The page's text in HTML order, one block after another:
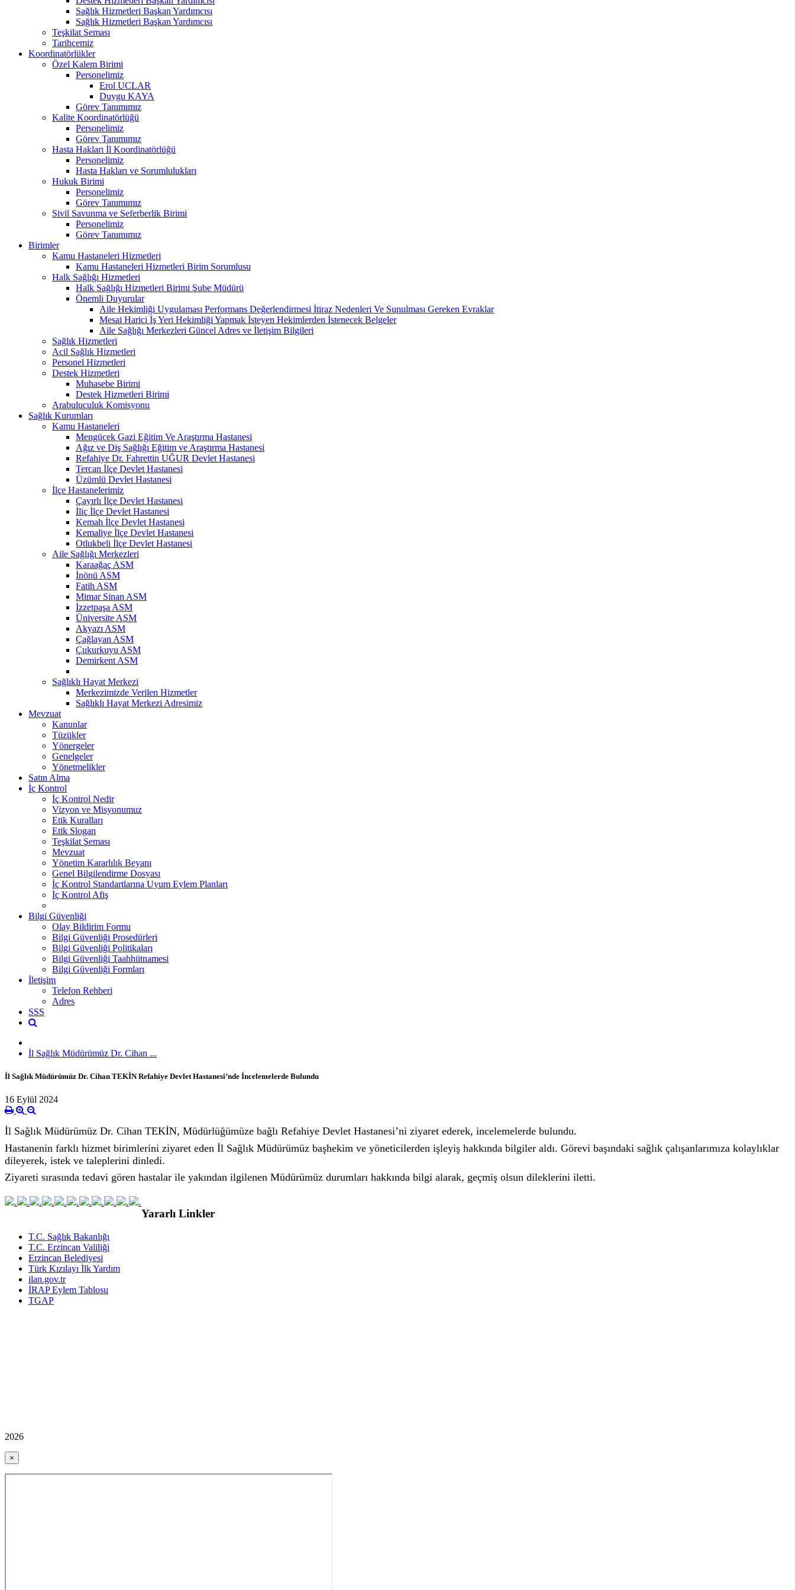
Sağlık Hizmetleri Başkan Yardımcısı
Sağlık Hizmetleri Başkan Yardımcısı
Teşkilat Şeması
Tarihçemiz
Koordinatörlükler
Özel Kalem Birimi
Personelimiz
Erol UCLAR
Duygu KAYA
Görev Tanımımız
Kalite Koordinatörlüğü
Personelimiz
Görev Tanımımız
Hasta Hakları İl Koordinatörlüğü
Personelimiz
Hasta Hakları ve Sorumlulukları
Hukuk Birimi
Personelimiz
Görev Tanımımız
Sivil Savunma ve Seferberlik Birimi
Personelimiz
Görev Tanımımız
Birimler
Kamu Hastaneleri Hizmetleri
Kamu Hastaneleri Hizmetleri Birim Sorumlusu
Halk Sağlığı Hizmetleri
Halk Sağlığı Hizmetleri Birimi Şube Müdürü
Önemli Duyurular
Aile Hekimliği Uygulaması Performans Değerlendirmesi İtiraz Nedenleri Ve Sunulması Gereken Evraklar
Mesai Harici İş Yeri Hekimliği Yapmak İsteyen Hekimlerden İstenecek Belgeler
Aile Sağlığı Merkezleri Güncel Adres ve İletişim Bilgileri
Sağlık Hizmetleri
Acil Sağlık Hizmetleri
Personel Hizmetleri
Destek Hizmetleri
Muhasebe Birimi
Destek Hizmetleri Birimi
Arabuluculuk Komisyonu
Sağlık Kurumları
Kamu Hastaneleri
Mengücek Gazi Eğitim Ve Araştırma Hastanesi
Ağız ve Diş Sağlığı Eğitim ve Araştırma Hastanesi
Refahiye Dr. Fahrettin UĞUR Devlet Hastanesi
Tercan İlçe Devlet Hastanesi
Üzümlü Devlet Hastanesi
İlçe Hastanelerimiz
Çayırlı İlçe Devlet Hastanesi
İliç İlçe Devlet Hastanesi
Kemah İlçe Devlet Hastanesi
Kemaliye İlçe Devlet Hastanesi
Otlukbeli İlçe Devlet Hastanesi
Aile Sağlığı Merkezleri
Karaağaç ASM
İnönü ASM
Fatih ASM
Mimar Sinan ASM
İzzetpaşa ASM
Üniversite ASM
Akyazı ASM
Çağlayan ASM
Çukurkuyu ASM
Demirkent ASM
Sağlıklı Hayat Merkezi
Merkezimizde Verilen Hizmetler
Sağlıklı Hayat Merkezi Adresimiz
Mevzuat
Kanunlar
Tüzükler
Yönergeler
Genelgeler
Yönetmelikler
Satın Alma
İç Kontrol
İç Kontrol Nedir
Vizyon ve Misyonumuz
Etik Kuralları
Etik Slogan
Teşkilat Şeması
Mevzuat
Yönetim Kararlılık Beyanı
Genel Bilgilendirme Dosyası
İç Kontrol Standartlarına Uyum Eylem Planları
İç Kontrol Afiş
Bilgi Güvenliği
Olay Bildirim Formu
Bilgi Güvenliği Prosedürleri
Bilgi Güvenliği Politikaları
Bilgi Güvenliği Taahhütnamesi
Bilgi Güvenliği Formları
İletişim
Telefon Rehberi
Adres
SSS
İl Sağlık Müdürümüz Dr. Cihan ...
İl Sağlık Müdürümüz Dr. Cihan TEKİN Refahiye Devlet Hastanesi’nde İncelemelerde Bulundu
16 Eylül 2024
İl Sağlık Müdürümüz Dr. Cihan TEKİN, Müdürlüğümüze bağlı Refahiye Devlet Hastanesi’ni ziyaret ederek, incelemelerde bulundu.
Hastanenin farklı hizmet birimlerini ziyaret eden İl Sağlık Müdürümüz başhekim ve yöneticilerden işleyiş hakkında bilgiler aldı. Görevi başındaki sağlık çalışanlarımıza kolaylıklar
dileyerek, istek ve taleplerini dinledi.
Ziyareti sırasında tedavi gören hastalar ile yakından ilgilenen Müdürümüz durumları hakkında bilgi alarak, geçmiş olsun dileklerini iletti.
Yararlı Linkler
T.C. Sağlık Bakanlığı
T.C. Erzincan Valiliği
Erzincan Belediyesi
Türk Kızılayı İlk Yardım
ilan.gov.tr
İRAP Eylem Tablosu
TGAP
2026
×